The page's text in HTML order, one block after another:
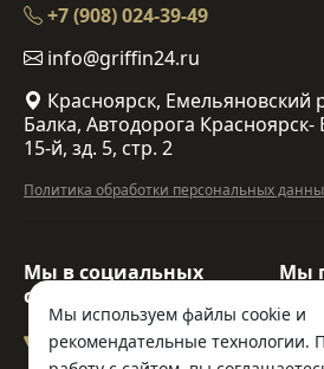
Мы используем файлы cookie и
рекомендательные технологии.
+7 (908) 024-39-49
info@griffin24.ru
Красноярск, Емельяновский
Балка, Автодорога Красноярск-
15-й, зд. 5, стр. 2
Политика обработки персональных
Мы в социальных
сетях:
Мы